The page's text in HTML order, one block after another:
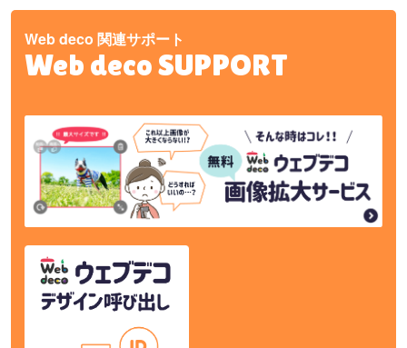
Web deco 関連サポート
Web deco SUPPORT